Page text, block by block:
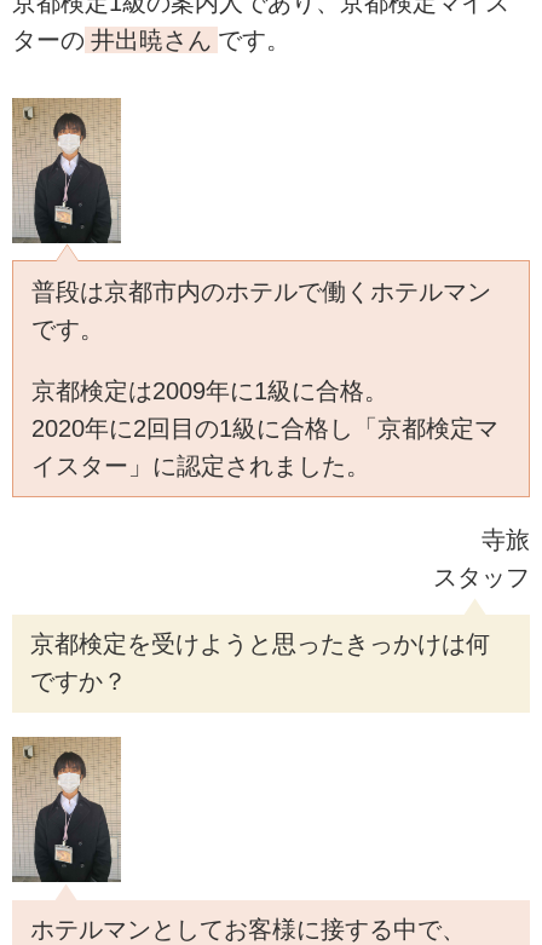
ターの 井出暁さん です。
普段は京都市内のホテルで働くホテルマン
です。
京都検定は2009年に1級に合格。
2020年に2回目の1級に合格し「京都検定マ
イスター」に認定されました。
寺旅
スタッフ
京都検定を受けようと思ったきっかけは何
ですか？
ホテルマンとしてお客様に接する中で、